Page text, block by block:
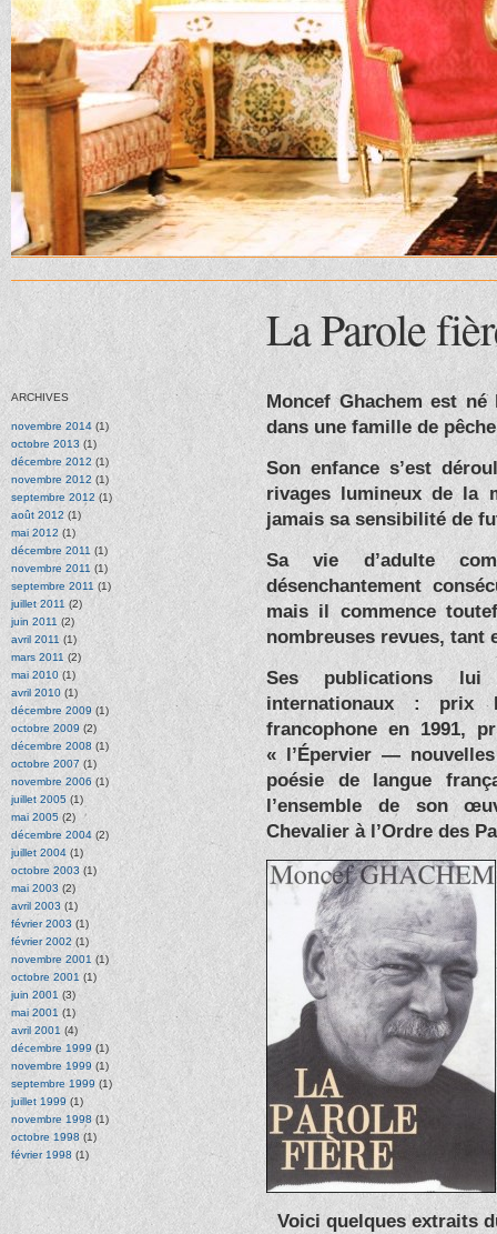
La Parole
ARCHIVES
novembre 2014 (1)
octobre 2013 (1)
décembre 2012 (1)
novembre 2012 (1)
septembre 2012 (1)
août 2012 (1)
mai 2012 (1)
décembre 2011 (1)
novembre 2011 (1)
septembre 2011 (1)
juillet 2011 (2)
juin 2011 (2)
avril 2011 (1)
mars 2011 (2)
mai 2010(1)
avril 2010 (1)
décembre 2009 (1)
octobre 2009 (2)
décembre 2008 (1)
octobre 2007 (1)
novembre 2006 (1)
juillet 2005 (1)
mai 2005 (2)
décembre 2004 (2)
juillet 2004 (1)
octobre 2003 (1)
mai 2003 (2)
avril 2003 (1)
février 2003 (1)
février 2002 (1)
novembre 2001 (1)
octobre 2001 (1)
juin 2001 (3)
mai 2001 (1)
avril 2001 (4)
décembre 1999 (1)
novembre 1999 (1)
septembre 1999 (1)
juillet 1999 (1)
novembre 1998 (1)
octobre 1998 (1)
février 1998 (1)
Moncef Ghachem est
dans une famille de
Son enfance s’est
rivages lumineux de la
jamais sa sensibilité de
Sa vie d’adulte
désenchantement
mais il commence
nombreuses revues, tant
Ses publications
internationaux : prix
francophone en 1991,
« l’Épervier —
poésie de langue
l’ensemble de son
Chevalier à l’Ordre des
Voici quelques extraits